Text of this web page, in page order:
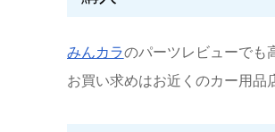
みんカラのパーツレビューでも
お買い求めはお近くのカー用品